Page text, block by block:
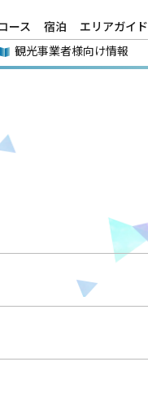
ース 宿泊
エリアガイド
観光事業者様向け情報